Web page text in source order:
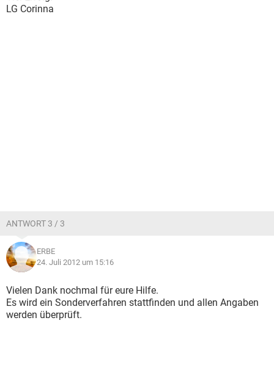
LG Corinna
ANTWORT 3 / 3
ERBE
24. Juli 2012 um 15:16
Vielen Dank nochmal für eure Hilfe.
Es wird ein Sonderverfahren stattfinden und allen Angaben
werden überprüft.